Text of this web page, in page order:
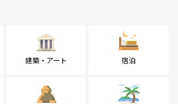
建築・アート 宿泊